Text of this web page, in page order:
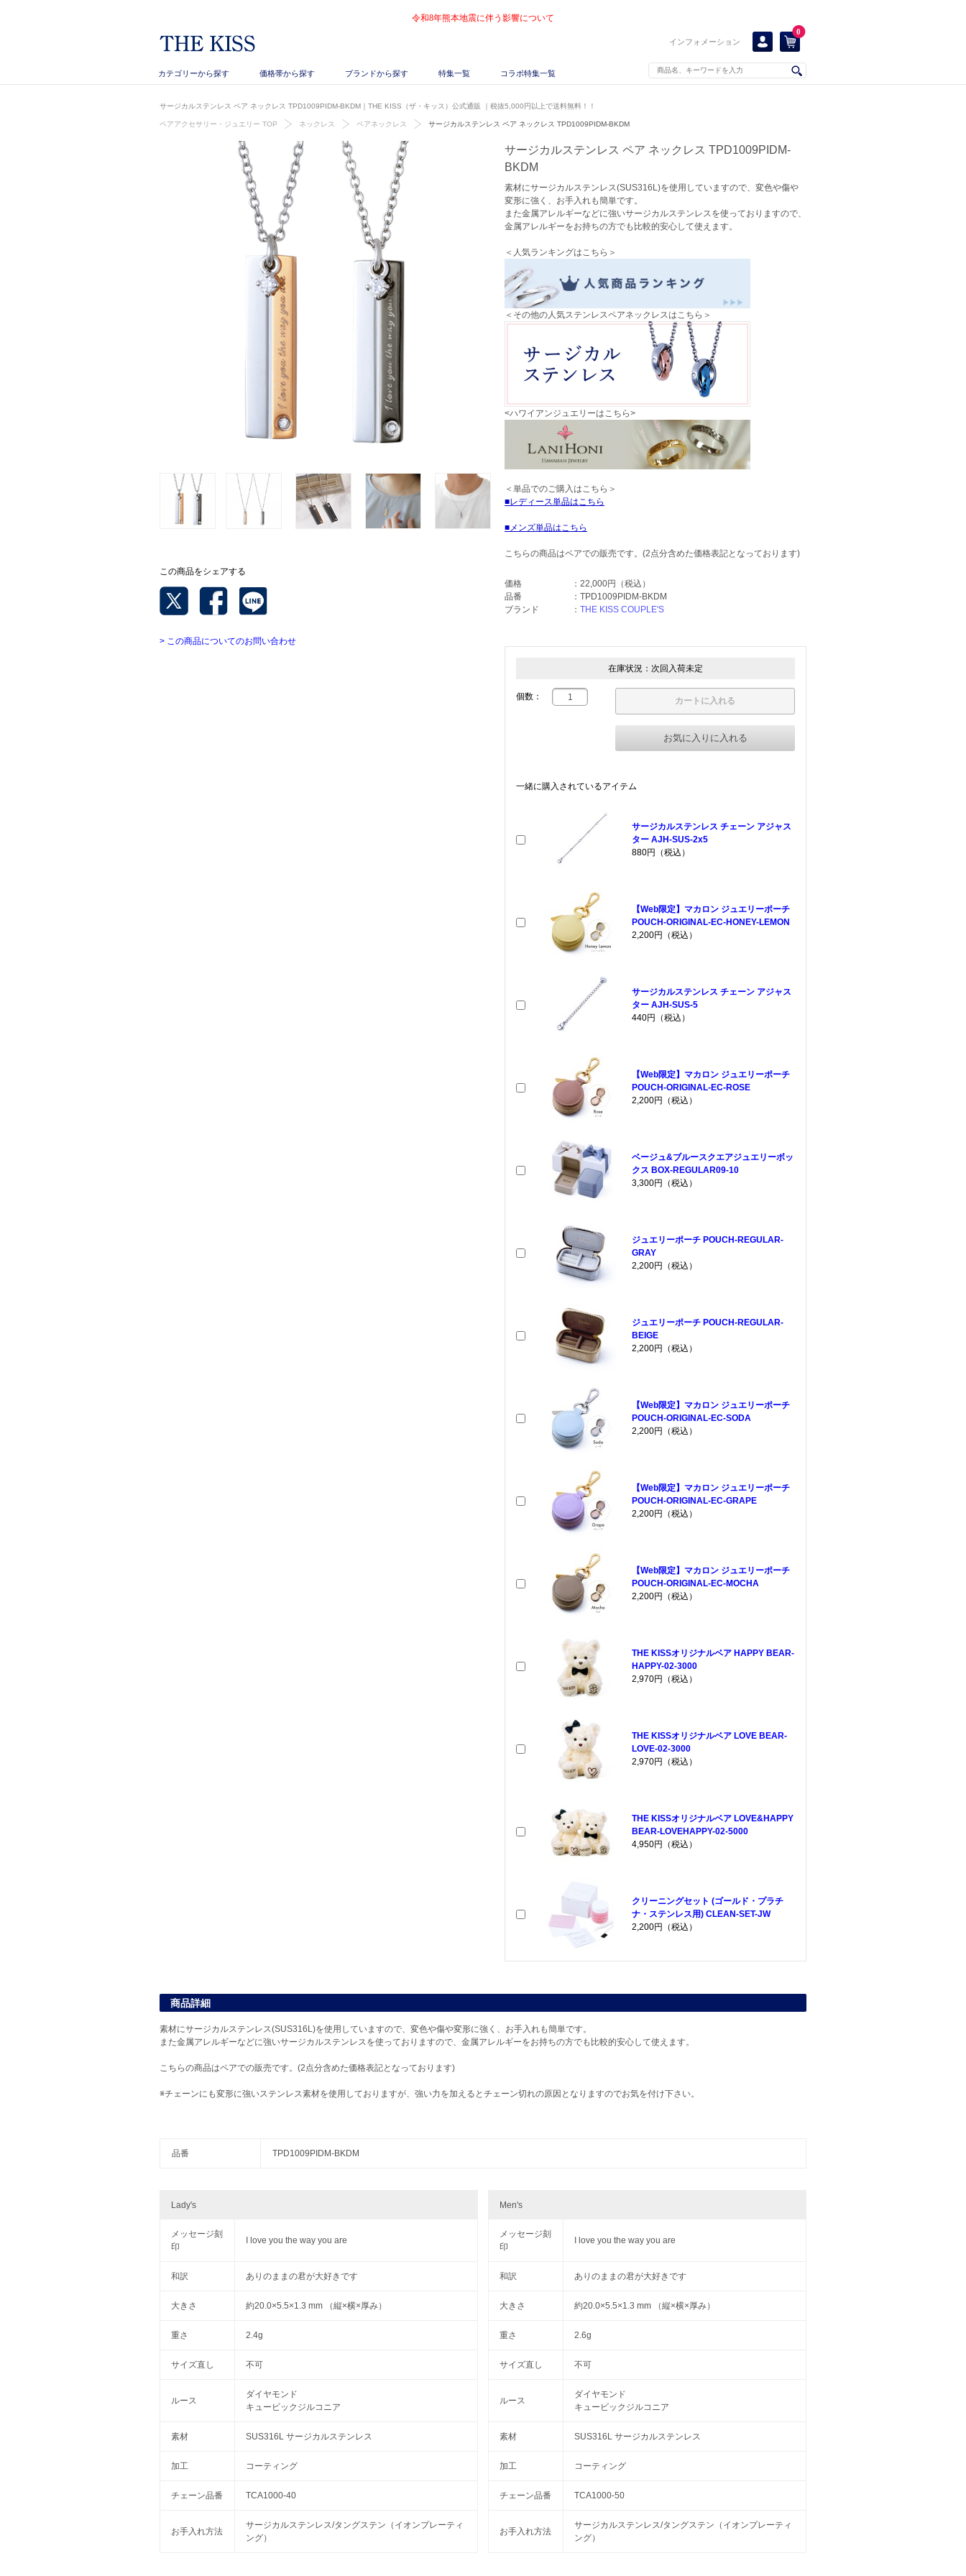
令和8年熊本地震に伴う影響について
インフォメーション
0
カテゴリーから探す 価格帯から探す ブランドから探す 特集一覧 コラボ特集一覧
サージカルステンレス ペア ネックレス TPD1009PIDM-BKDM｜THE KISS（ザ・キッス）公式通販 ｜税抜5,000円以上で送料無料！！
ペアアクセサリー・ジュエリー TOP ネックレス ペアネックレス サージカルステンレス ペア ネックレス TPD1009PIDM-BKDM
この商品をシェアする
> この商品についてのお問い合わせ
サージカルステンレス ペア ネックレス TPD1009PIDM-
BKDM
素材にサージカルステンレス(SUS316L)を使用していますので、変色や傷や
変形に強く、お手入れも簡単です。
また金属アレルギーなどに強いサージカルステンレスを使っておりますので、
金属アレルギーをお持ちの方でも比較的安心して使えます。
＜人気ランキングはこちら＞
＜その他の人気ステンレスペアネックレスはこちら＞
<ハワイアンジュエリーはこちら>
＜単品でのご購入はこちら＞
レディース単品はこちら
メンズ単品はこちら
こちらの商品はペアでの販売です。(2点分含めた価格表記となっております)
価格 ： 22,000円
（税込）
品番
： TPD1009PIDM-BKDM
ブランド
： THE KISS COUPLE'S
在庫状況：次回入荷未定
個数： カートに入れる
お気に入りに入れる
一緒に購入されているアイテム
サージカルステンレス チェーン アジャス
ター AJH-SUS-2x5
880円（税込）
【Web限定】マカロン ジュエリーポーチ
POUCH-ORIGINAL-EC-HONEY-LEMON
2,200円（税込）
サージカルステンレス チェーン アジャス
ター AJH-SUS-5
440円（税込）
【Web限定】マカロン ジュエリーポーチ
POUCH-ORIGINAL-EC-ROSE
2,200円（税込）
ベージュ&ブルースクエアジュエリーボッ
クス BOX-REGULAR09-10
3,300円（税込）
ジュエリーポーチ POUCH-REGULAR-
GRAY
2,200円（税込）
ジュエリーポーチ POUCH-REGULAR-
BEIGE
2,200円（税込）
【Web限定】マカロン ジュエリーポーチ
POUCH-ORIGINAL-EC-SODA
2,200円（税込）
【Web限定】マカロン ジュエリーポーチ
POUCH-ORIGINAL-EC-GRAPE
2,200円（税込）
【Web限定】マカロン ジュエリーポーチ
POUCH-ORIGINAL-EC-MOCHA
2,200円（税込）
THE KISSオリジナルベア HAPPY BEAR-
HAPPY-02-3000
2,970円（税込）
THE KISSオリジナルベア LOVE BEAR-
LOVE-02-3000
2,970円（税込）
THE KISSオリジナルベア LOVE&HAPPY
BEAR-LOVEHAPPY-02-5000
4,950円（税込）
クリーニングセット (ゴールド・プラチ
ナ・ステンレス用) CLEAN-SET-JW
2,200円（税込）
商品詳細
素材にサージカルステンレス(SUS316L)を使用していますので、変色や傷や変形に強く、お手入れも簡単です。
また金属アレルギーなどに強いサージカルステンレスを使っておりますので、金属アレルギーをお持ちの方でも比較的安心して使えます。
こちらの商品はペアでの販売です。(2点分含めた価格表記となっております)
※チェーンにも変形に強いステンレス素材を使用しておりますが、強い力を加えるとチェーン切れの原因となりますのでお気を付け下さい。
品番 TPD1009PIDM-BKDM
Lady's
メッセージ刻
印
I love you the way you are
和訳 ありのままの君が大好きです
大きさ 約20.0×5.5×1.3 mm （縦×横×厚み）
重さ 2.4g
サイズ直し 不可
ルース
ダイヤモンド
キュービックジルコニア
素材 SUS316L サージカルステンレス
加工 コーティング
チェーン品番 TCA1000-40
お手入れ方法
サージカルステンレス/タングステン（イオンプレーティ
ング）
Men's
メッセージ刻
印
I love you the way you are
和訳 ありのままの君が大好きです
大きさ 約20.0×5.5×1.3 mm （縦×横×厚み）
重さ 2.6g
サイズ直し 不可
ルース
ダイヤモンド
キュービックジルコニア
素材 SUS316L サージカルステンレス
加工 コーティング
チェーン品番 TCA1000-50
お手入れ方法
サージカルステンレス/タングステン（イオンプレーティ
ング）